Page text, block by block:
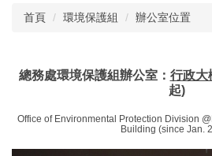
處本部
首頁 環境保護組 辦公室位置
總務處環境保護組辦公室： 行政大
起)
Office of Environmental Protection Division
Building (since Jan.